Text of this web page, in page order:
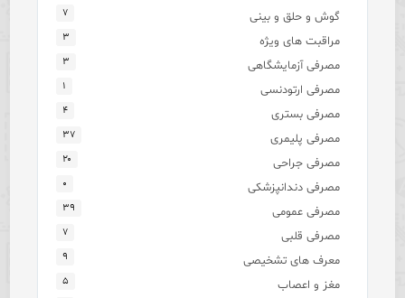
گوش و حلق و بینی ۷
مراقبت های ویژه ۳
مصرفی آزمایشگاهی ۳
مصرفی ارتودنسی ۱
مصرفی بستری ۴
مصرفی پلیمری ۳۷
مصرفی جراحی ۲۰
مصرفی دندانپزشکی ۰
مصرفی عمومی ۳۹
مصرفی قلبی ۷
معرف های تشخیصی ۹
مغز و اعصاب ۵